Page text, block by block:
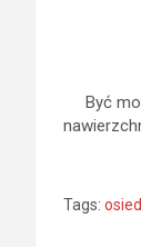
Być
Tags: